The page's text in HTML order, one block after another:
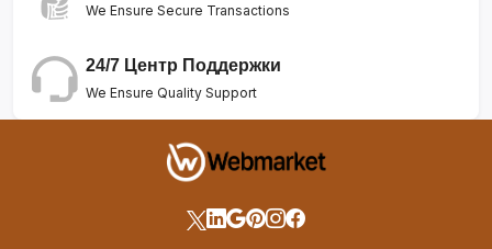
We Ensure Secure Transactions
24/7 Центр Поддержки
We Ensure Quality Support